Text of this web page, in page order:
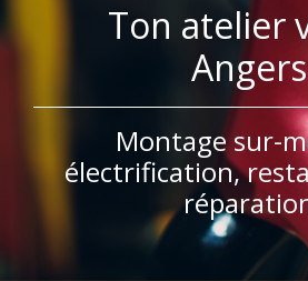
Ton atelier
Angers
Montage sur-
électrification,